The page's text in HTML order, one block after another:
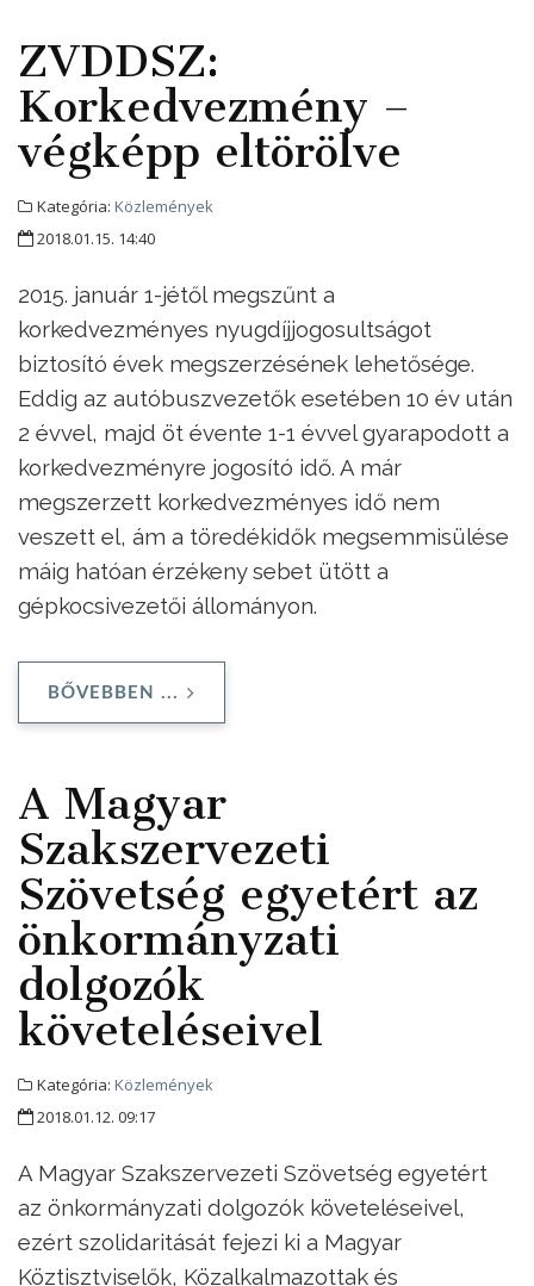
ZVDDSZ:
Korkedvezmény –
végképp eltörölve
Kategória: Közlemények
2018.01.15. 14:40
2015. január 1-jétől megszűnt a
korkedvezményes nyugdíjjogosultságot
biztosító évek megszerzésének lehetősége.
Eddig az autóbuszvezetők esetében 10 év után
2 évvel, majd öt évente 1-1 évvel gyarapodott a
korkedvezményre jogosító idő. A már
megszerzett korkedvezményes idő nem
veszett el, ám a töredékidők megsemmisülése
máig hatóan érzékeny sebet ütött a
gépkocsivezetői állományon.
BŐVEBBEN ...
A Magyar
Szakszervezeti
Szövetség egyetért az
önkormányzati
dolgozók
követeléseivel
Kategória: Közlemények
2018.01.12. 09:17
A Magyar Szakszervezeti Szövetség egyetért
az önkormányzati dolgozók követeléseivel,
ezért szolidaritását fejezi ki a Magyar
Köztisztviselők, Közalkalmazottak és